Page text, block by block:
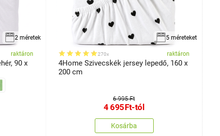
2 méretek
raktáron
90 x
5 méreteket
270x raktáron
4Home Szivecskék jersey lepedő, 160 x
200 cm
6 995 Ft
4 695Ft-tól
Kosárba